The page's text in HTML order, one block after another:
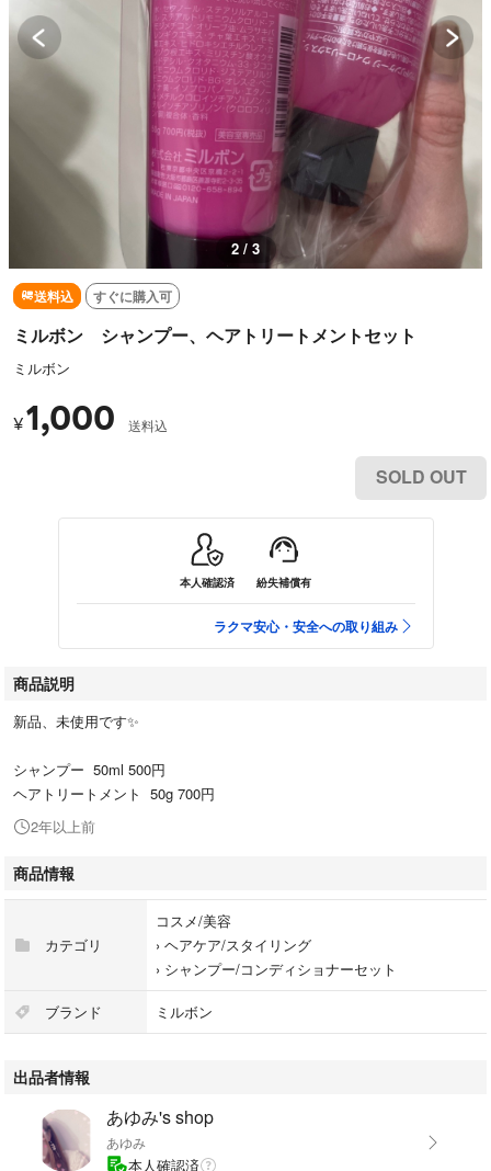
2 / 3
送料込 すぐに購入可
ミルボン シャンプー、ヘアトリートメントセット
ミルボン
¥1,000 送料込
SOLD OUT
本人確認済 紛失補償有
ラクマ安心・安全への取り組み
商品説明
新品、未使用です✨
シャンプー 50ml 500円
ヘアトリートメント 50g 700円
2年以上前
商品情報
カテゴリ
コスメ/美容
› ヘアケア/スタイリング
› シャンプー/コンディショナーセット
ブランド ミルボン
出品者情報
あゆみ's shop
あゆみ
本人確認済